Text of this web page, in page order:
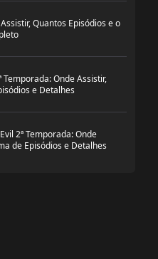
Quantos Episódios e o
Temporada: Onde Assistir,
e Detalhes
2ª Temporada: Onde
de Episódios e Detalhes